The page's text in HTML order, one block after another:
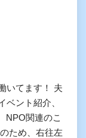
いてます！ 夫
ント紹介、
NPO関連のこ
ため、右往左